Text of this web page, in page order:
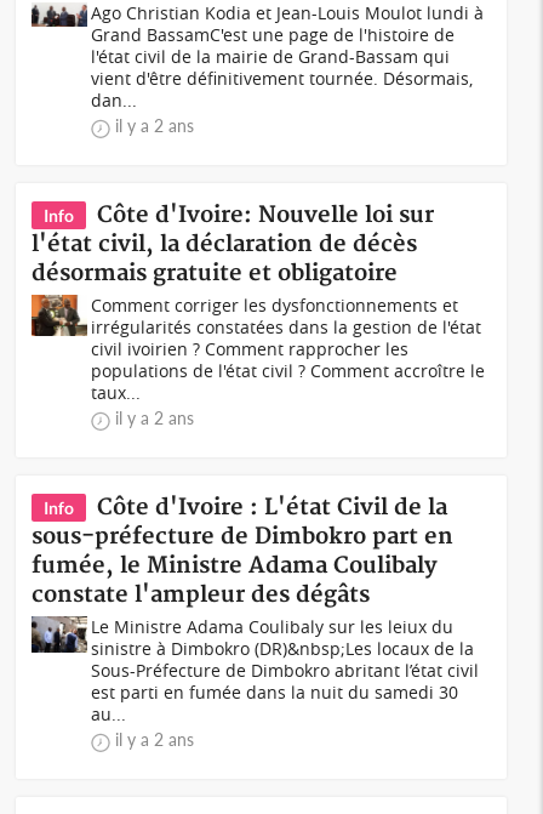
Ago Christian Kodia et Jean-Louis Moulot lundi à
Grand BassamC'est une page de l'histoire de
l'état civil de la mairie de Grand-Bassam qui
vient d'être définitivement tournée. Désormais,
dan...
il y a 2 ans
Info
Côte d'Ivoire: Nouvelle loi sur
l'état civil, la déclaration de décès
désormais gratuite et obligatoire
Comment corriger les dysfonctionnements et
irrégularités constatées dans la gestion de l'état
civil ivoirien ? Comment rapprocher les
populations de l'état civil ? Comment accroître le
taux...
il y a 2 ans
Info
Côte d'Ivoire : L'état Civil de la
sous-préfecture de Dimbokro part en
fumée, le Ministre Adama Coulibaly
constate l'ampleur des dégâts
Le Ministre Adama Coulibaly sur les leiux du
sinistre à Dimbokro (DR)&nbsp;Les locaux de la
Sous-Préfecture de Dimbokro abritant l’état civil
est parti en fumée dans la nuit du samedi 30
au...
il y a 2 ans